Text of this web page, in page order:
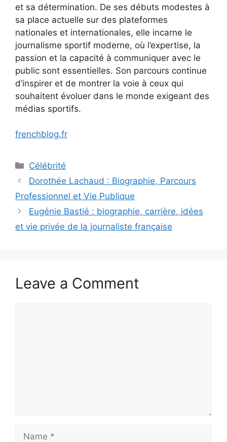
et sa détermination. De ses débuts modestes à
sa place actuelle sur des plateformes
nationales et internationales, elle incarne le
journalisme sportif moderne, où l’expertise, la
passion et la capacité à communiquer avec le
public sont essentielles. Son parcours continue
d’inspirer et de montrer la voie à ceux qui
souhaitent évoluer dans le monde exigeant des
médias sportifs.
frenchblog.fr
Categories
Célébrité
Dorothée Lachaud : Biographie, Parcours
Professionnel et Vie Publique
Eugénie Bastié : biographie, carrière, idées
et vie privée de la journaliste française
Leave a Comment
Name